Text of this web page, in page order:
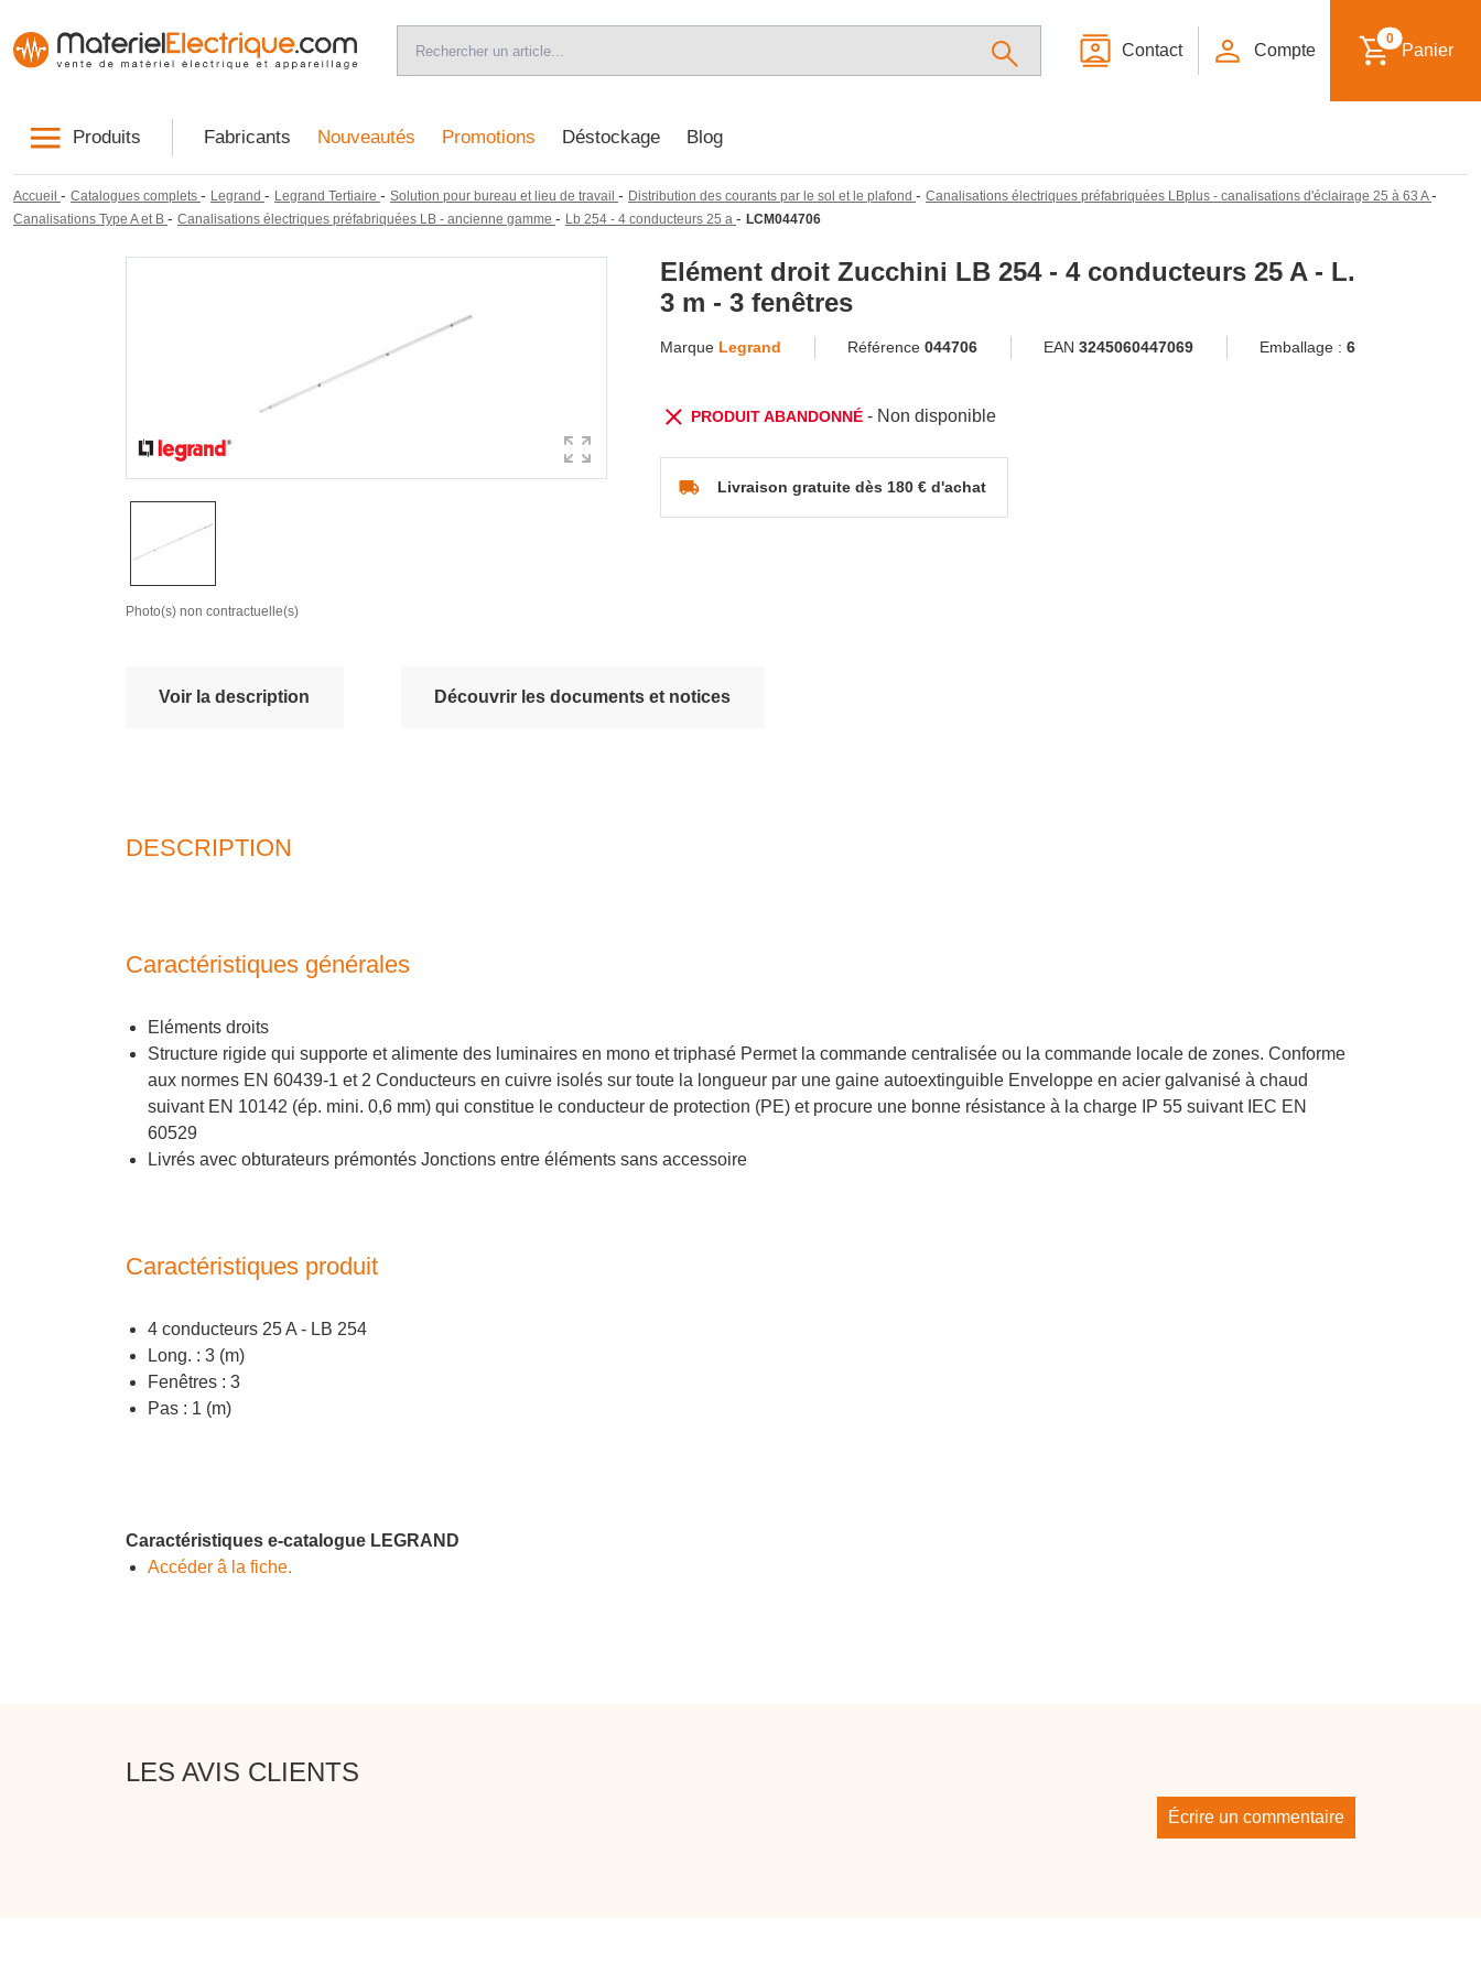
Contact Compte
0
Panier
Produits Fabricants Nouveautés Promotions Déstockage Blog
Accueil - Catalogues complets - Legrand - Legrand Tertiaire - Solution pour bureau et lieu de travail - Distribution des courants par le sol et le plafond - Canalisations électriques préfabriquées LBplus - canalisations d'éclairage 25 à 63 A -
Canalisations Type A et B - Canalisations électriques préfabriquées LB - ancienne gamme - Lb 254 - 4 conducteurs 25 a - LCM044706
Photo(s) non contractuelle(s)
Elément droit Zucchini LB 254 - 4 conducteurs 25 A - L.
3 m - 3 fenêtres
Marque Legrand Référence 044706 EAN 3245060447069 Emballage : 6
PRODUIT ABANDONNÉ- Non disponible
Livraison gratuite dès 180 € d'achat
Voir la description Découvrir les documents et notices
DESCRIPTION
Caractéristiques générales
Eléments droits
Structure rigide qui supporte et alimente des luminaires en mono et triphasé Permet la commande centralisée ou la commande locale de zones. Conforme
aux normes EN 60439-1 et 2 Conducteurs en cuivre isolés sur toute la longueur par une gaine autoextinguible Enveloppe en acier galvanisé à chaud
suivant EN 10142 (ép. mini. 0,6 mm) qui constitue le conducteur de protection (PE) et procure une bonne résistance à la charge IP 55 suivant IEC EN
60529
Livrés avec obturateurs prémontés Jonctions entre éléments sans accessoire
Caractéristiques produit
4 conducteurs 25 A - LB 254
Long. : 3 (m)
Fenêtres : 3
Pas : 1 (m)
Caractéristiques e-catalogue LEGRAND
Accéder â la fiche.
LES AVIS CLIENTS
Écrire un commentaire